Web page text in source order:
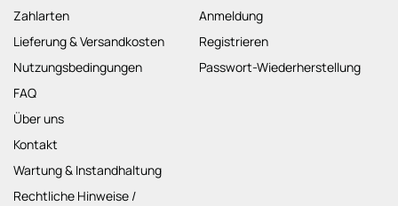
Zahlarten
Lieferung & Versandkosten
Nutzungsbedingungen
FAQ
Über uns
Kontakt
Wartung & Instandhaltung
Rechtliche Hinweise /
Anmeldung
Registrieren
Passwort-Wiederherstellung